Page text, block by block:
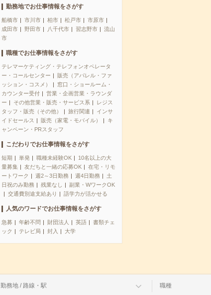
勤務地でお仕事情報をさがす
船橋市 市川市 柏市 松戸市
市原市
成田市
野田市 八千代市 習志野市
流山
市
職種でお仕事情報をさがす
テレマーケティング・テレフォンオペレータ
ー・コールセンター
販売（アパレル・ファ
ッション・コスメ）
窓口・ショールーム・
カウンター受付
営業・企画営業・ラウンダ
ー
その他営業・販売・サービス系
レジス
タッフ・販売（その他）
旅行関連
インサ
イドセールス
販売（家電・モバイル）
キ
ャンペーン・PRスタッフ
こだわりでお仕事情報をさがす
短期 単発 職種未経験OK
10名以上の大
量募集
友だちと一緒の応募OK
在宅・リモ
ートワーク
週2～3日勤務 週4日勤務
土
日祝のみ勤務
残業なし
副業・WワークOK
交通費別途支給あり
語学力が活かせる
人気のワードでお仕事情報をさがす
急募 年齢不問 財団法人 英語
書類チェ
ック
テレビ局 封入 大学
勤務地 / 路線・駅 職種